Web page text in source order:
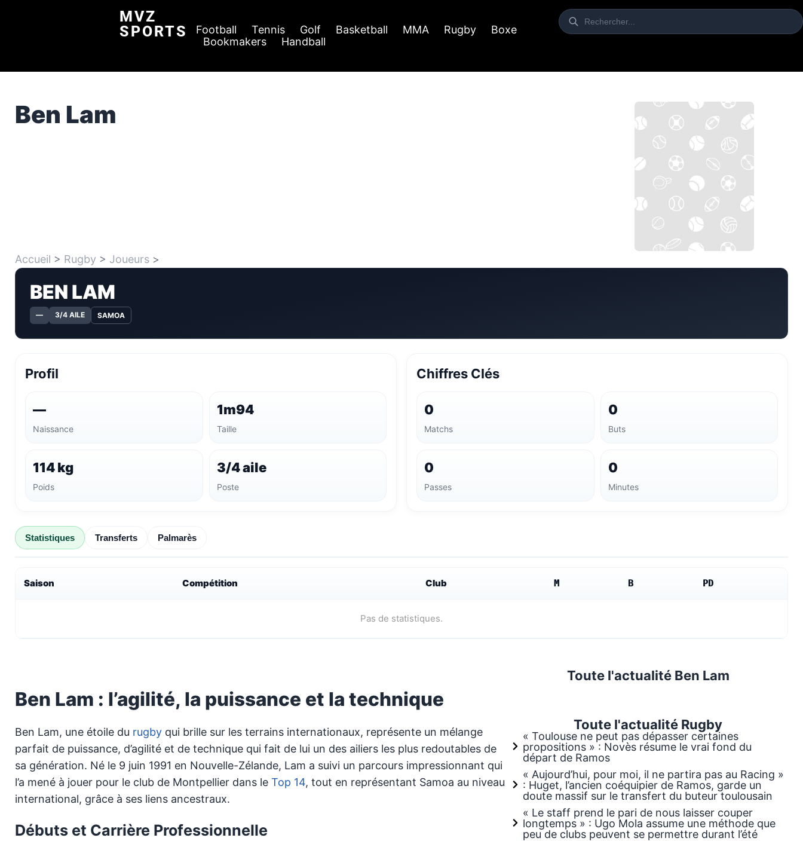
MVZ
SPORTS
Football Tennis Golf Basketball MMA Rugby
Boxe
Bookmakers
Handball
Ben Lam
Accueil > Rugby > Joueurs >
BEN LAM
— 3/4 AILE SAMOA
Profil
—
Naissance
1m94
Taille
114 kg
Poids
3/4 aile
Poste
Chiffres Clés
0
Matchs
0
Buts
0
Passes
0
Minutes
Statistiques Transferts Palmarès
Saison Compétition Club M B PD
Pas de statistiques.
Ben Lam : l’agilité, la puissance et la technique
Ben Lam, une étoile du rugby qui brille sur les terrains internationaux, représente un mélange
parfait de puissance, d’agilité et de technique qui fait de lui un des ailiers les plus redoutables de
sa génération. Né le 9 juin 1991 en Nouvelle-Zélande, Lam a suivi un parcours impressionnant qui
l’a mené à jouer pour le club de Montpellier dans le Top 14, tout en représentant Samoa au niveau
international, grâce à ses liens ancestraux.
Débuts et Carrière Professionnelle
Toute l'actualité Ben Lam
Toute l'actualité Rugby
« Toulouse ne peut pas dépasser certaines
propositions » : Novès résume le vrai fond du
départ de Ramos
« Aujourd’hui, pour moi, il ne partira pas au Racing »
: Huget, l’ancien coéquipier de Ramos, garde un
doute massif sur le transfert du buteur toulousain
« Le staff prend le pari de nous laisser couper
longtemps » : Ugo Mola assume une méthode que
peu de clubs peuvent se permettre durant l’été